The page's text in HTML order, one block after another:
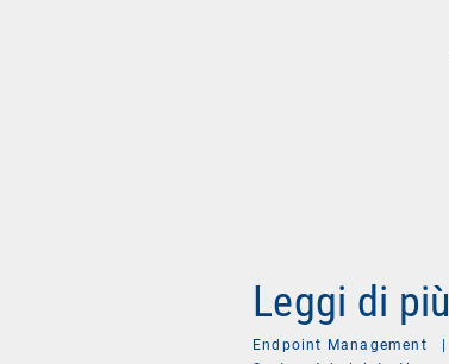
Leggi di più
Endpoint Management
|